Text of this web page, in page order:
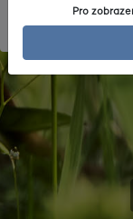
Pro